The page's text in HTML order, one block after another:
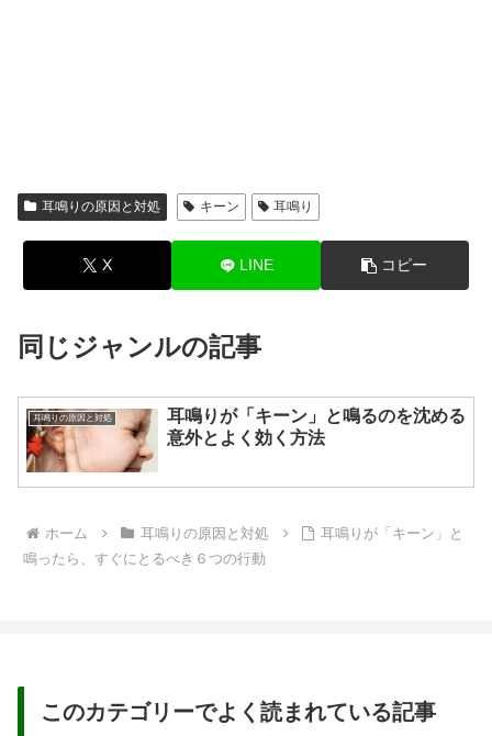
耳鳴りの原因と対処 キーン 耳鳴り
X LINE コピー
同じジャンルの記事
耳鳴りの原因と対処
耳鳴りが「キーン」と鳴るのを沈める
意外とよく効く方法
ホーム 耳鳴りの原因と対処
耳鳴りが「キーン」と
鳴ったら、すぐにとるべき６つの行動
このカテゴリーでよく読まれている記事